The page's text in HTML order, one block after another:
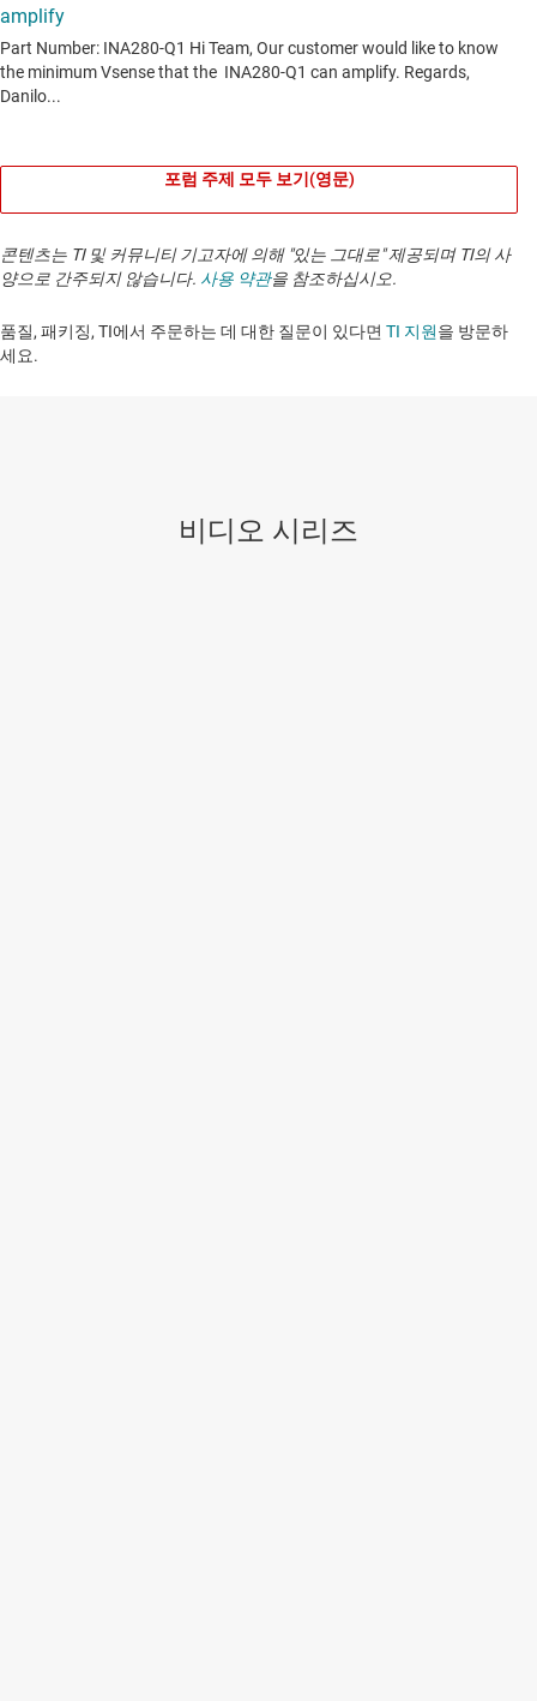
포럼 주제 모두 보기(영문)
콘텐츠는 TI 및 커뮤니티 기고자에 의해 "있는 그대로" 제공되며 TI의 사
양으로 간주되지 않습니다. 사용 약관을 참조하십시오.
품질, 패키징, TI에서 주문하는 데 대한 질문이 있다면 TI 지원을 방문하
세요. ​​​​​​​​​​​​​​
비디오 시리즈